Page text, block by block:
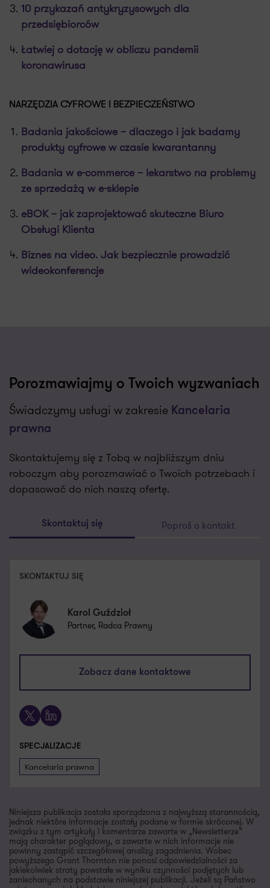
10 przykazań antykryzysowych dla
przedsiębiorców
Łatwiej o dotację w obliczu pandemii
koronawirusa
NARZĘDZIA CYFROWE I BEZPIECZEŃSTWO
Badania jakościowe – dlaczego i jak badamy
produkty cyfrowe w czasie kwarantanny
Badania w e-commerce – lekarstwo na problemy
ze sprzedażą w e-sklepie
eBOK – jak zaprojektować skuteczne Biuro
Obsługi Klienta
Biznes na video. Jak bezpiecznie prowadzić
wideokonferencje
Porozmawiajmy o Twoich wyzwaniach
Świadczymy usługi w zakresie Kancelaria
prawna
Skontaktujemy się z Tobą w najbliższym dniu
roboczym aby porozmawiać o Twoich potrzebach i
dopasować do nich naszą ofertę.
Skontaktuj się Poproś o kontakt
SKONTAKTUJ SIĘ
Karol Guździoł
Partner, Radca Prawny
Zobacz dane kontaktowe
X LinkedIn
SPECJALIZACJE
Kancelaria prawna
Niniejsza publikacja została sporządzona z najwyższą starannością,
jednak niektóre informacje zostały podane w formie skróconej. W
związku z tym artykuły i komentarze zawarte w „Newsletterze”
mają charakter poglądowy, a zawarte w nich informacje nie
powinny zastąpić szczegółowej analizy zagadnienia. Wobec
powyższego Grant Thornton nie ponosi odpowiedzialności za
jakiekolwiek straty powstałe w wyniku czynności podjętych lub
zaniechanych na podstawie niniejszej publikacji. Jeżeli są Państwo